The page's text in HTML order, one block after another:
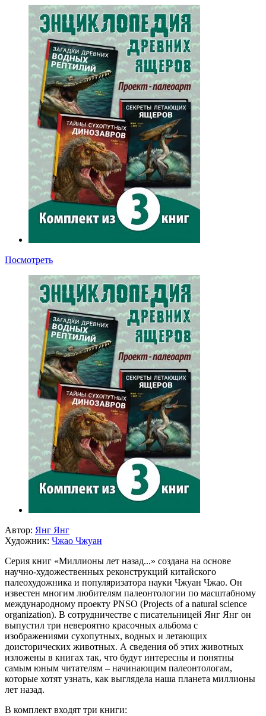
Посмотреть
Автор: Янг Янг
Художник: Чжао Чжуан
Серия книг «Миллионы лет назад...» создана на основе
научно-художественных реконструкций китайского
палеохудожника и популяризатора науки Чжуан Чжао. Он
известен многим любителям палеонтологии по масштабному
международному проекту PNSO (Projects of a natural science
organization). В сотрудничестве с писательницей Янг Янг он
выпустил три невероятно красочных альбома с
изображениями сухопутных, водных и летающих
доисторических животных. А сведения об этих животных
изложены в книгах так, что будут интересны и понятны
самым юным читателям – начинающим палеонтологам,
которые хотят узнать, как выглядела наша планета миллионы
лет назад.
В комплект входят три книги: